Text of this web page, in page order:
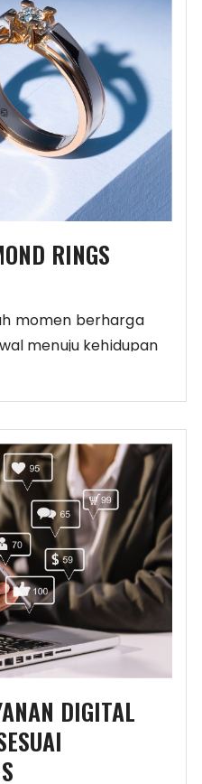
RINGS
momen berharga
menuju kehidupan
memperingati
DIGITAL